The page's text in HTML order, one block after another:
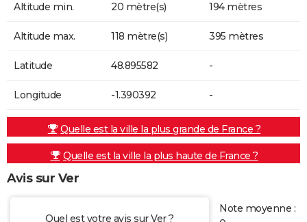
Altitude min. 20 mètre(s) 194 mètres
Altitude max. 118 mètre(s) 395 mètres
Latitude 48.895582 -
Longitude -1.390392 -
Quelle est la ville la plus grande de France ?
Quelle est la ville la plus haute de France ?
Avis sur Ver
Quel est votre avis sur Ver ?
Note moyenne :